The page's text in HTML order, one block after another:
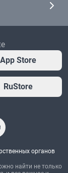
App Store
RuStore
органов
найти не только